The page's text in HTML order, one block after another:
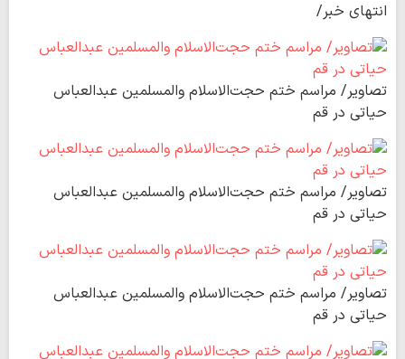
انتهای خبر/
تصاویر/ مراسم ختم حجت‌الاسلام والمسلمین عبدالعباس
حیاتی در قم
تصاویر/ مراسم ختم حجت‌الاسلام والمسلمین عبدالعباس
حیاتی در قم
تصاویر/ مراسم ختم حجت‌الاسلام والمسلمین عبدالعباس
حیاتی در قم